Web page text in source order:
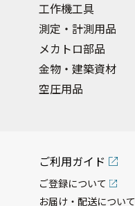
工作機工具
測定・計測用品
メカトロ部品
金物・建築資材
空圧用品
ご利用ガイド
ご登録について
お届け・配送について